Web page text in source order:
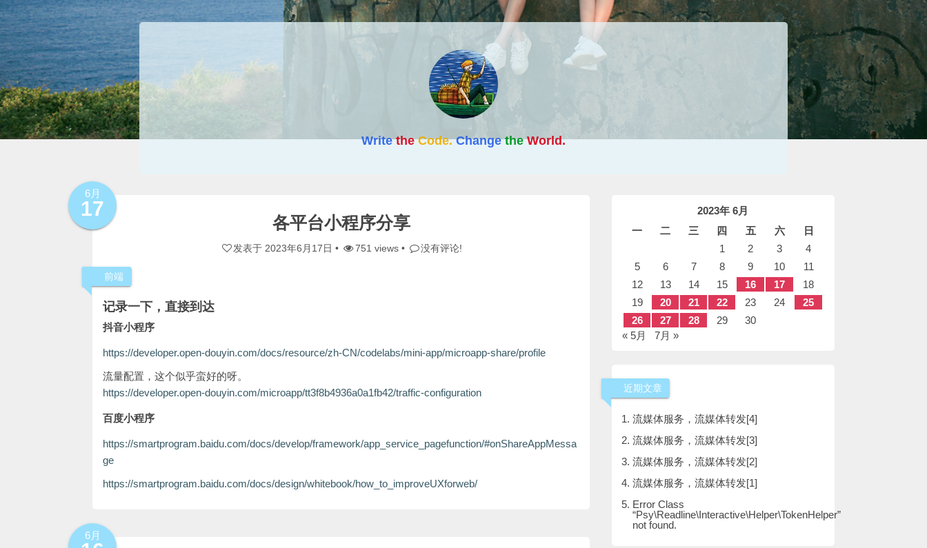
Write the Code. Change the World.
6月
17
各平台小程序分享
发表于 2023年6月17日 • 751 views • 没有评论!
前端
记录一下，直接到达
抖音小程序
https://developer.open-douyin.com/docs/resource/zh-CN/codelabs/mini-app/microapp-share/profile
流量配置，这个似乎蛮好的呀。
https://developer.open-douyin.com/microapp/tt3f8b4936a0a1fb42/traffic-configuration
百度小程序
https://smartprogram.baidu.com/docs/develop/framework/app_service_pagefunction/#onShareAppMessa
ge
https://smartprogram.baidu.com/docs/design/whitebook/how_to_improveUXforweb/
6月
2023年 6月
一
二 三 四 五 六
日
1
2 3
4
5
6 7 8 9 10
11
12
13 14 15 16 17
18
19
20 21 22 23 24
25
26
27 28 29
30
« 5月
7月 »
近期文章
流媒体服务，流媒体转发[4]
流媒体服务，流媒体转发[3]
流媒体服务，流媒体转发[2]
流媒体服务，流媒体转发[1]
Error Class
“Psy\Readline\Interactive\Helper\TokenHelper”
not found.